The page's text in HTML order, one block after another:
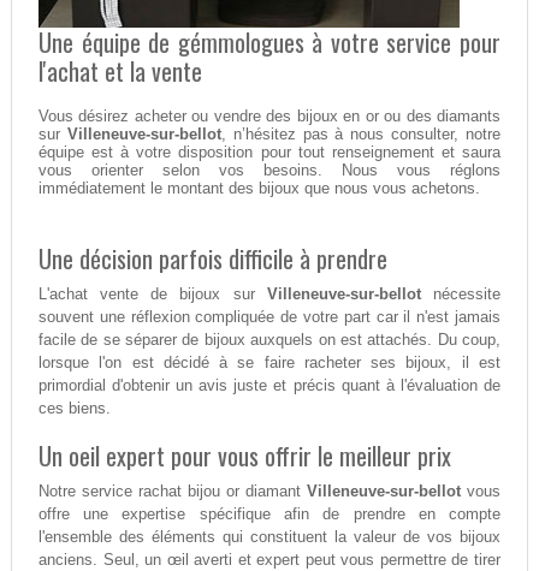
Une équipe de gémmologues à votre service pour
l'achat et la vente
Vous désirez acheter ou vendre des bijoux en or ou des diamants
sur Villeneuve-sur-bellot, n’hésitez pas à nous consulter, notre
équipe est à votre disposition pour tout renseignement et saura
vous orienter selon vos besoins. Nous vous réglons
immédiatement le montant des bijoux que nous vous achetons.
Une décision parfois difficile à prendre
L'achat vente de bijoux sur Villeneuve-sur-bellotnécessite
souvent une réflexion compliquée de votre part car il n'est jamais
facile de se séparer de bijoux auxquels on est attachés. Du coup,
lorsque l'on est décidé à se faire racheter ses bijoux, il est
primordial d'obtenir un avis juste et précis quant à l'évaluation de
ces biens.
Un oeil expert pour vous offrir le meilleur prix
Notre service rachat bijou or diamantVilleneuve-sur-bellot vous
offre une expertise spécifique afin de prendre en compte
l'ensemble des éléments qui constituent la valeur de vos bijoux
anciens. Seul, un œil averti et expert peut vous permettre de tirer